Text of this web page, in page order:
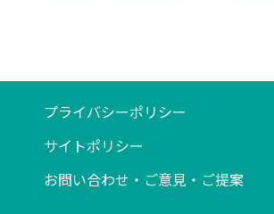
プライバシーポリシー
サイトポリシー
お問い合わせ・ご意見・ご提案